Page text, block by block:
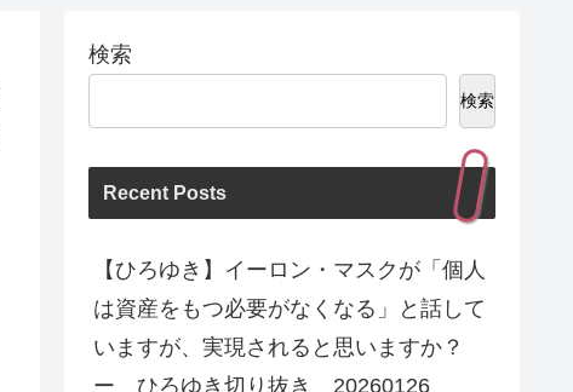
検索
検索
Recent Posts
【ひろゆき】イーロン・マスクが「個人
は資産をもつ必要がなくなる」と話して
いますが、実現されると思いますか？
ー ひろゆき切り抜き 20260126